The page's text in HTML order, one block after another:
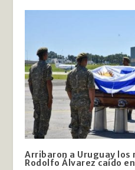
Arribaron a Uruguay los
Rodolfo Álvarez caído